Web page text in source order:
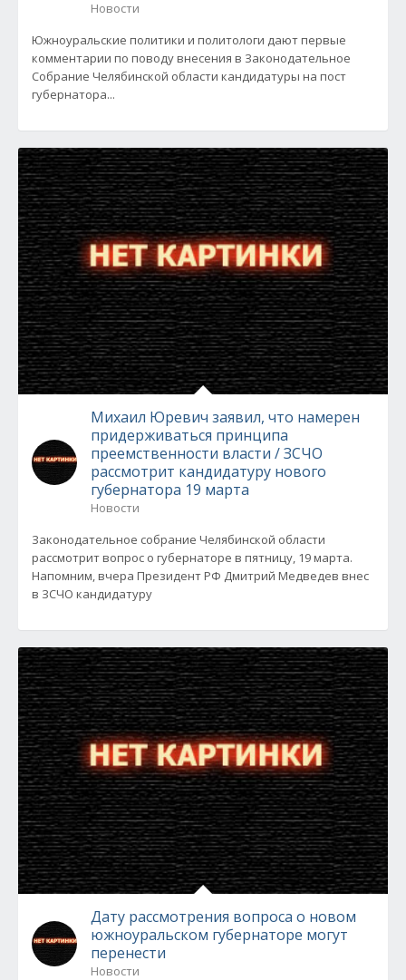
Новости
Южноуральские политики и политологи дают первые
комментарии по поводу внесения в Законодательное
Собрание Челябинской области кандидатуры на пост
губернатора...
Михаил Юревич заявил, что намерен
придерживаться принципа
преемственности власти / ЗСЧО
рассмотрит кандидатуру нового
губернатора 19 марта
Новости
Законодательное собрание Челябинской области
рассмотрит вопрос о губернаторе в пятницу, 19 марта.
Напомним, вчера Президент РФ Дмитрий Медведев внес
в ЗСЧО кандидатуру
Дату рассмотрения вопроса о новом
южноуральском губернаторе могут
перенести
Новости